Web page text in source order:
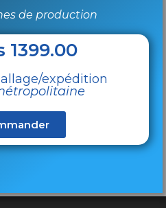
de production
1399.00
expédition